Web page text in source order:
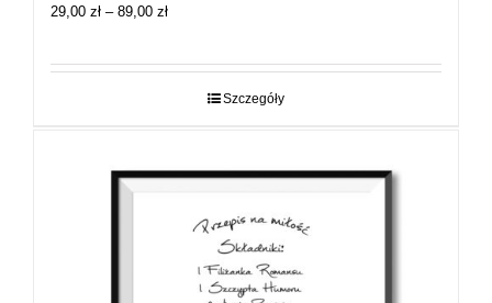
29,00 zł – 89,00 złZakres
29,00 zł
Szczegóły